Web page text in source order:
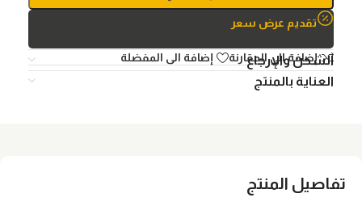
تقديم عرض سعر
إضافة الي المقارنة إضافة الى المفضلة
الشحن والإرجاع
العناية بالمنتج
تفاصيل المنتج